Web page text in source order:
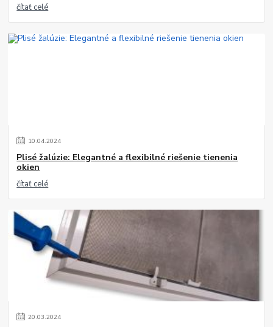
čítať celé
10.04.2024
Plisé žalúzie: Elegantné a flexibilné riešenie tienenia
okien
čítať celé
20.03.2024